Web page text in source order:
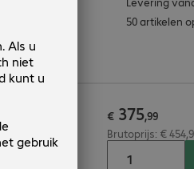
50 artikelen
€ 375,99
Brutoprijs: €